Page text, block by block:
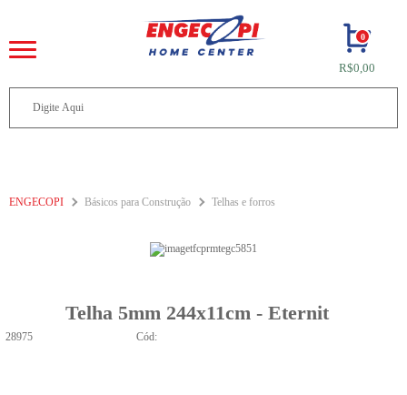
0
R$0,00
ENGECOPI Básicos para Construção Telhas e forros
Telha 5mm 244x11cm - Eternit
Cód:
28975